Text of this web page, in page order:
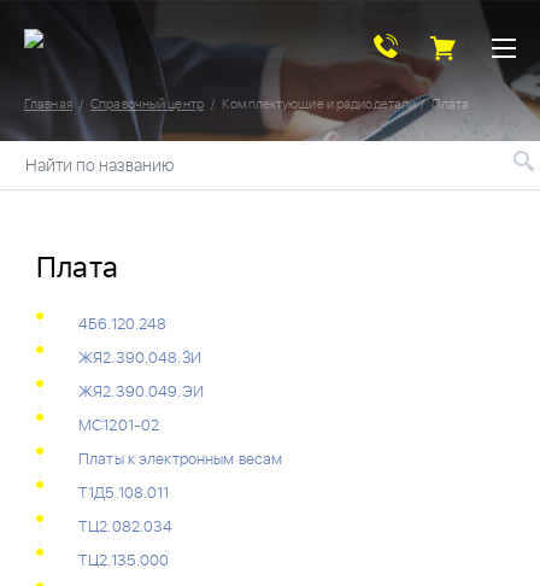
Главная Справочный центр Комплектующие и радиодетали Плата
Найти по названию
Плата
4Б6.120.248
ЖЯ2.390.048.ЗИ
ЖЯ2.390.049.ЭИ
МС1201-02
Платы к электронным весам
Т1Д5.108.011
ТЦ2.082.034
ТЦ2.135.000